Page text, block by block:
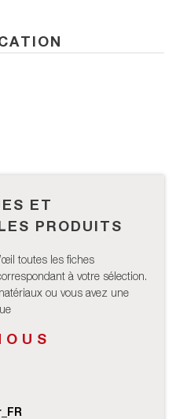
ET
PRODUITS
toutes les fiches
à votre sélection.
ou vous avez une